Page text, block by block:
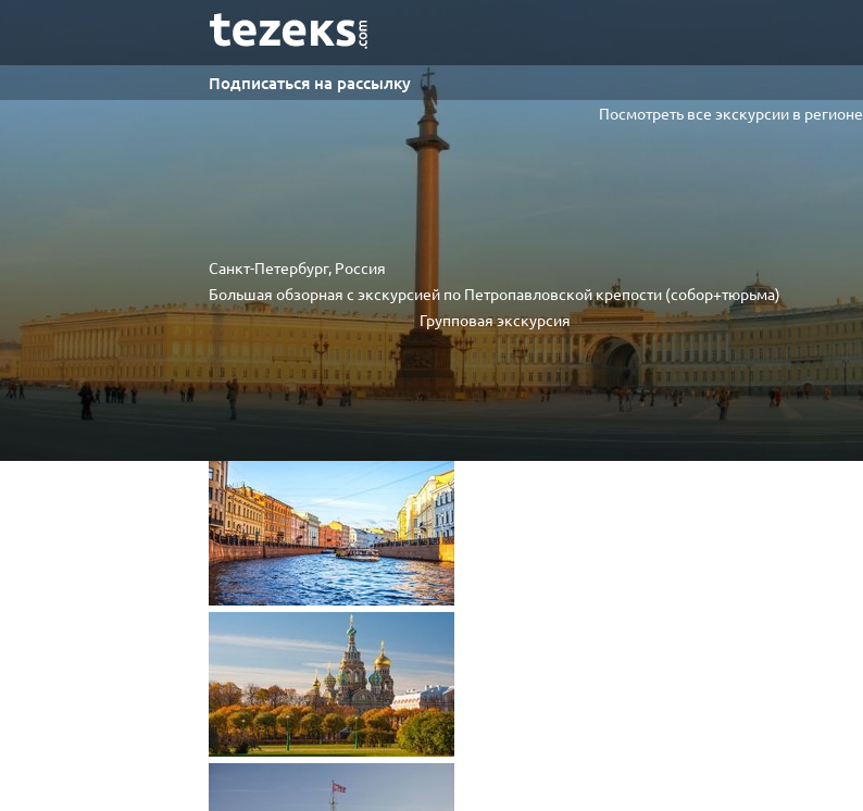
Подписаться на рассылку
Посмотреть все экскурсии в регионе
Санкт-Петербург, Россия
Большая обзорная с экскурсией по Петропавловской крепости (собор+тюрьма)
Групповая экскурсия